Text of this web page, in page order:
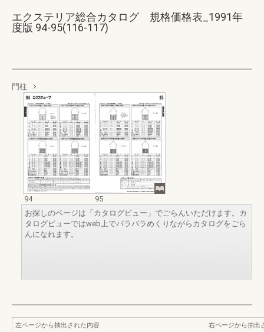
エクステリア総合カタログ 規格価格表_1991年
度版 94-95(116-117)
門柱
94
95
お探しのページは「カタログビュー」でごらんいただけます。カ
タログビューではweb上でパラパラめくりながらカタログをごら
んになれます。
左ページから抽出された内容
右ページから抽出